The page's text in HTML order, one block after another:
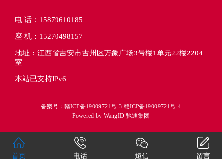
电 话：15879610185
座 机：15270498157
地址：江西省吉安市吉州区万象广场3号楼1单元22楼2204
室
本站已支持IPv6
备案号：赣ICP备19009721号-3 赣ICP备19009721号-4
Powered by WangID 驰通集团
首页 电话 短信 留言